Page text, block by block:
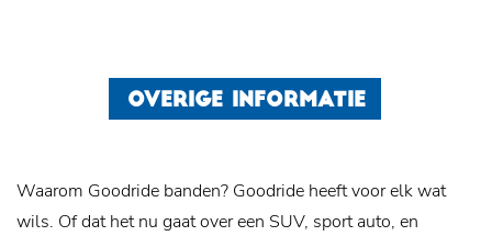
OVERIGE INFORMATIE
Waarom Goodride banden? Goodride heeft voor elk wat
wils. Of dat het nu gaat over een SUV, sport auto, en